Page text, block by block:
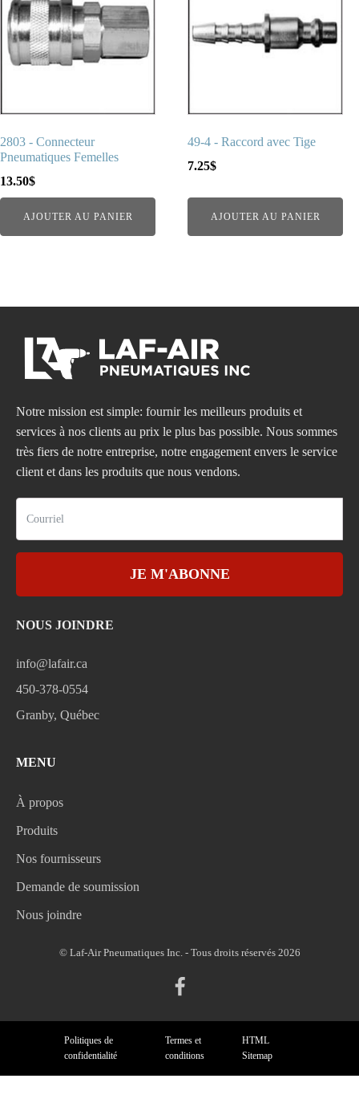
2803 - Connecteur
Pneumatiques Femelles
13.50$
AJOUTER AU PANIER
49-4 - Raccord avec Tige
7.25$
AJOUTER AU PANIER
Notre mission est simple: fournir les meilleurs produits et
services à nos clients au prix le plus bas possible. Nous sommes
très fiers de notre entreprise, notre engagement envers le service
client et dans les produits que nous vendons.
JE M'ABONNE
NOUS JOINDRE
info@lafair.ca
450-378-0554
Granby, Québec
MENU
À propos
Produits
Nos fournisseurs
Demande de soumission
Nous joindre
© Laf-Air Pneumatiques Inc. - Tous droits réservés 2026
Politiques de
confidentialité
Termes et
conditions
HTML
Sitemap